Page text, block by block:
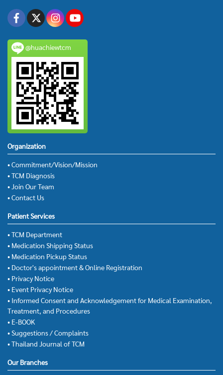
@huachiewtcm
Organization
• Commitment/Vision/Mission
• TCM Diagnosis
• Join Our Team
• Contact Us
Patient Services
• TCM Department
• Medication Shipping Status
• Medication Pickup Status
• Doctor's appointment & Online Registration
• Privacy Notice
• Event Privacy Notice
• Informed Consent and Acknowledgement for Medical Examination,
Treatment, and Procedures
• E-BOOK
• Suggestions / Complaints
• Thailand Journal of TCM
Our Branches